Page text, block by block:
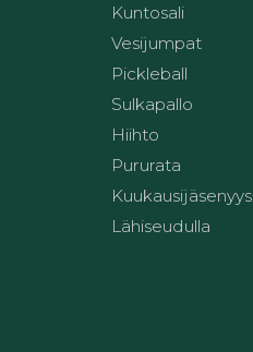
Kuntosali
Vesijumpat
Pickleball
Sulkapallo
Hiihto
Pururata
Kuukausijäsenyys
Lähiseudulla